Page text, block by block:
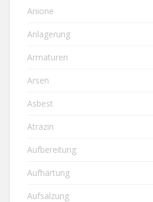
Anione
Anlagerung
Armaturen
Arsen
Asbest
Atrazin
Aufbereitung
Aufhärtung
Aufsalzung